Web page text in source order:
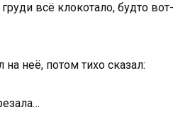
всё клокотало, будто вот-
неё, потом тихо сказал: